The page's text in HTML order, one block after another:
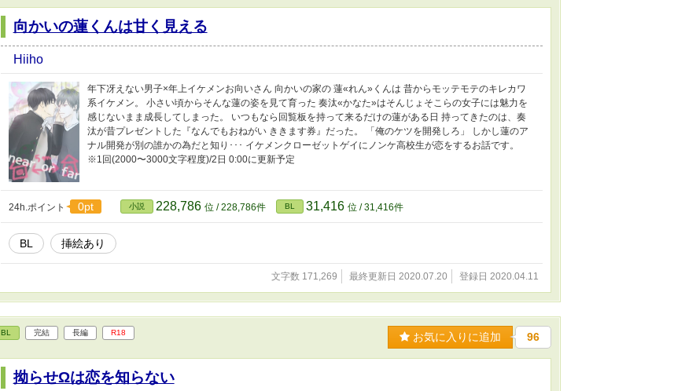
向かいの蓮くんは甘く見える
Hiiho
年下冴えない男子×年上イケメンお向いさん 向かいの家の 蓮«れん»くんは 昔からモッテモテのキレカワ
系イケメン。 小さい頃からそんな蓮の姿を見て育った 奏汰«かなた»はそんじょそこらの女子には魅力を
感じないまま成長してしまった。 いつもなら回覧板を持って来るだけの蓮がある日 持ってきたのは、奏
汰が昔プレゼントした『なんでもおねがい ききます券』だった。 「俺のケツを開発しろ」 しかし蓮のア
ナル開発が別の誰かの為だと知り･･･ イケメンクローゼットゲイにノンケ高校生が恋をするお話です。
※1回(2000〜3000文字程度)/2日 0:00に更新予定
24h.ポイント 0pt 小説 228,786 位 / 228,786件 BL 31,416 位 / 31,416件
BL 挿絵あり
文字数 171,269 最終更新日 2020.07.20 登録日 2020.04.11
BL 完結 長編 R18 お気に入りに追加 96
拗らせΩは恋を知らない